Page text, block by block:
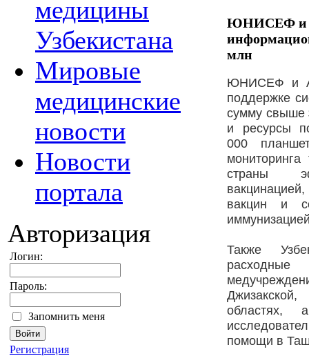
медицины
Узбекистана
Мировые
медицинские
новости
Новости
портала
Авторизация
Логин:
Пароль:
Запомнить меня
Регистрация
ЮНИСЕФ и
млн
ЮНИСЕФ и
поддержке
сумму свыше
и ресурсы
000
страны
вакцин и
Также
областях, а
помощи в